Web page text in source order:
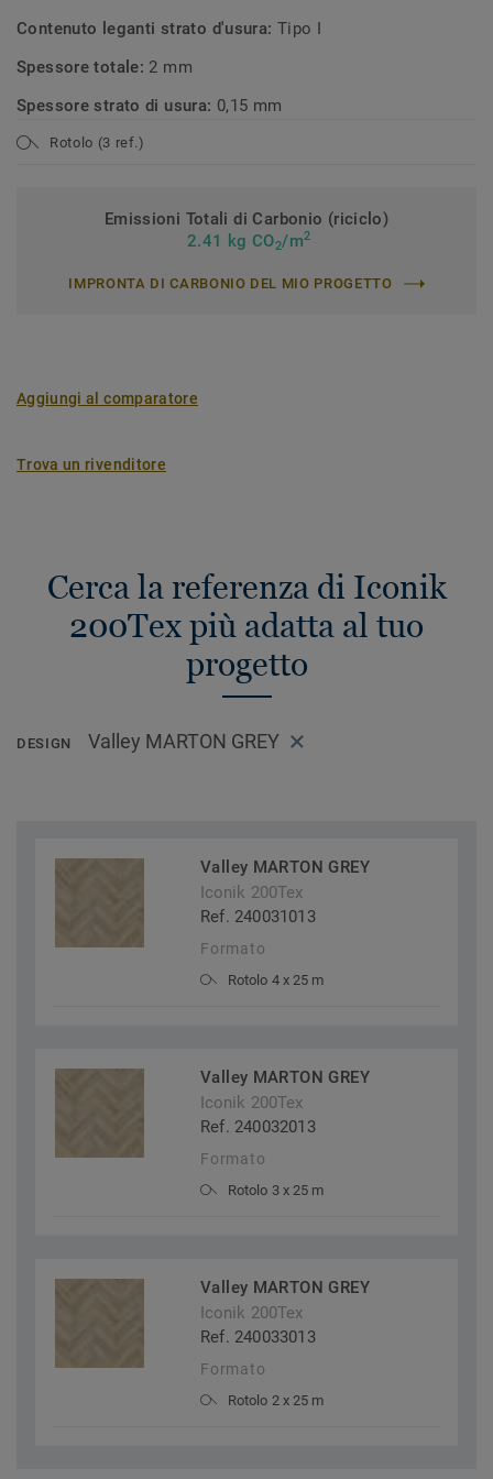
Contenuto leganti strato d'usura: Tipo I
Spessore totale: 2 mm
Spessore strato di usura: 0,15 mm
Rotolo (3 ref.)
Emissioni Totali di Carbonio (riciclo)
2.41 kg CO2/m2
IMPRONTA DI CARBONIO DEL MIO PROGETTO
Aggiungi al comparatore
Trova un rivenditore
Cerca la referenza di Iconik
200Tex più adatta al tuo
progetto
DESIGN Valley MARTON GREY
Valley MARTON GREY
Iconik 200Tex
Ref. 240031013
Formato
Rotolo 4 x 25 m
Valley MARTON GREY
Iconik 200Tex
Ref. 240032013
Formato
Rotolo 3 x 25 m
Valley MARTON GREY
Iconik 200Tex
Ref. 240033013
Formato
Rotolo 2 x 25 m